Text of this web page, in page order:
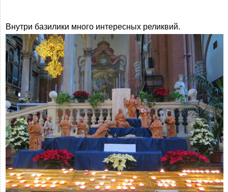
Внутри базилики много интересных реликвий.